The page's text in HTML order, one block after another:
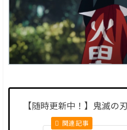
【随時更新中！】鬼滅の